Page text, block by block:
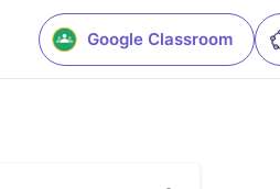
Google Classroom